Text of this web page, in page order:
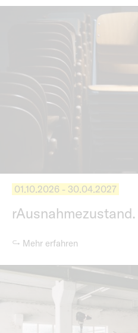
01.10.2026 - 30.04.2027
↪ Mehr erfahren